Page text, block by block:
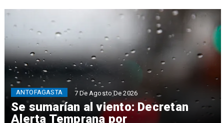
Se sumarían al viento: Decretan
Alerta Temprana por
ANTOFAGASTA 7 De Agosto De 2026